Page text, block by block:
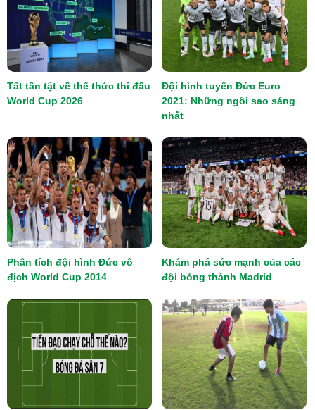
Tất tần tật về thể thức thi đấu
World Cup 2026
Đội hình tuyển Đức Euro
2021: Những ngôi sao sáng
nhất
Phân tích đội hình Đức vô
địch World Cup 2014
Khám phá sức mạnh của các
đội bóng thành Madrid